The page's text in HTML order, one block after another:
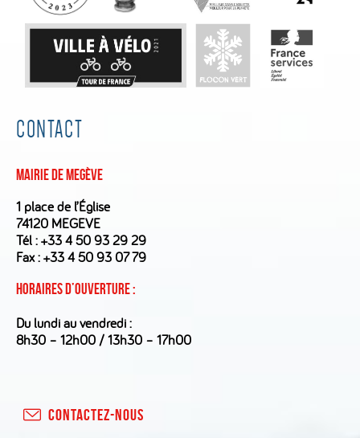
CONTACT
Mairie de Megève
1 place de l’Église
74120 MEGEVE
Tél :+33 4 50 93 29 29
Fax : +33 4 50 93 07 79
Horaires d’ouverture :
Du lundi au vendredi :
8h30 – 12h00 / 13h30 – 17h00
CONTACTEZ-NOUS